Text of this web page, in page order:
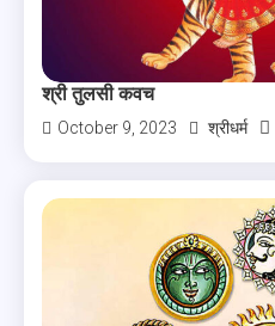
श्री तुलसी कवच
October 9, 2023 श्रीधर्म